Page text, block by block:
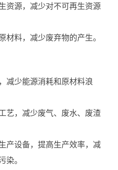
资源，减少对不可再生资源
材料，减少废弃物的产生。
减少能源消耗和原材料浪
艺，减少废气、废水、废渣
产设备，提高生产效率，减
染。